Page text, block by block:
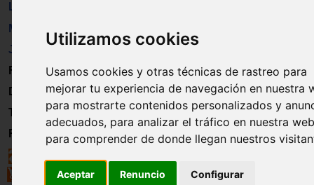
Utilizamos cookies
Usamos cookies y otras técnicas de rastreo para
mejorar tu experiencia de navegación en nuestra
para mostrarte contenidos personalizados y
adecuados, para analizar el tráfico en nuestra
para comprender de donde llegan nuestros
Aceptar Renuncio Configurar
Libros
Material
Juguetes
Formación
Directorio
Trabajo
Registro